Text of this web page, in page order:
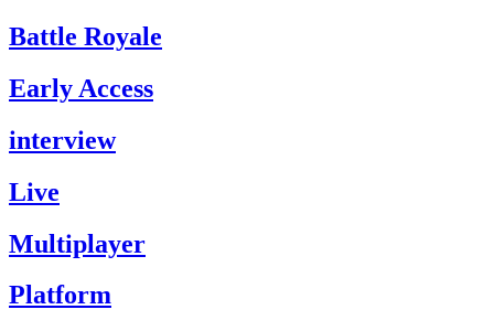
Battle Royale
Early Access
interview
Live
Multiplayer
Platform